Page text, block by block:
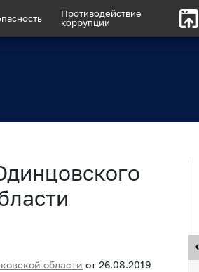
Противодействие
коррупции
области от 26.08.2019